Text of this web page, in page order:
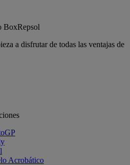
a disfrutar de todas las ventajas de
Acrobático